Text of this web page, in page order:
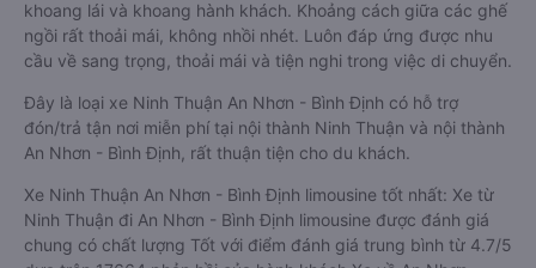
ghế bọc da bình thường. Kèm theo các ghế có nhiều tiện nghi
hiện đại như ti-vi, tủ lạnh mini, ổ cắm usb, đèn đọc sách, hệ
thống âm thanh cao cấp. Có vách ngăn riêng biệt giữa
khoang lái và khoang hành khách. Khoảng cách giữa các ghế
ngồi rất thoải mái, không nhồi nhét. Luôn đáp ứng được nhu
cầu về sang trọng, thoải mái và tiện nghi trong việc di chuyển.
Đây là loại xe Ninh Thuận An Nhơn - Bình Định có hỗ trợ
đón/trả tận nơi miễn phí tại nội thành Ninh Thuận và nội thành
An Nhơn - Bình Định, rất thuận tiện cho du khách.